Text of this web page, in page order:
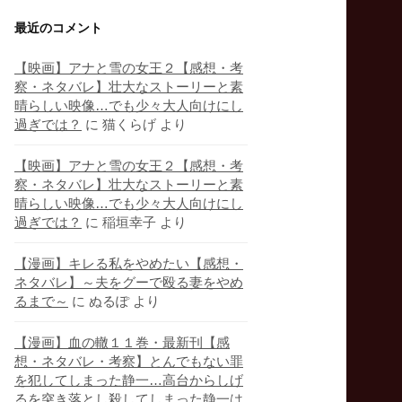
最近のコメント
【映画】アナと雪の女王２【感想・考
察・ネタバレ】壮大なストーリーと素
晴らしい映像…でも少々大人向けにし
過ぎでは？ に 猫くらげ より
【映画】アナと雪の女王２【感想・考
察・ネタバレ】壮大なストーリーと素
晴らしい映像…でも少々大人向けにし
過ぎでは？ に 稲垣幸子 より
【漫画】キレる私をやめたい【感想・
ネタバレ】～夫をグーで殴る妻をやめ
るまで～ に ぬるぽより
【漫画】血の轍１１巻・最新刊【感
想・ネタバレ・考察】とんでもない罪
を犯してしまった静一…高台からしげ
るを突き落とし殺してしまった静一は